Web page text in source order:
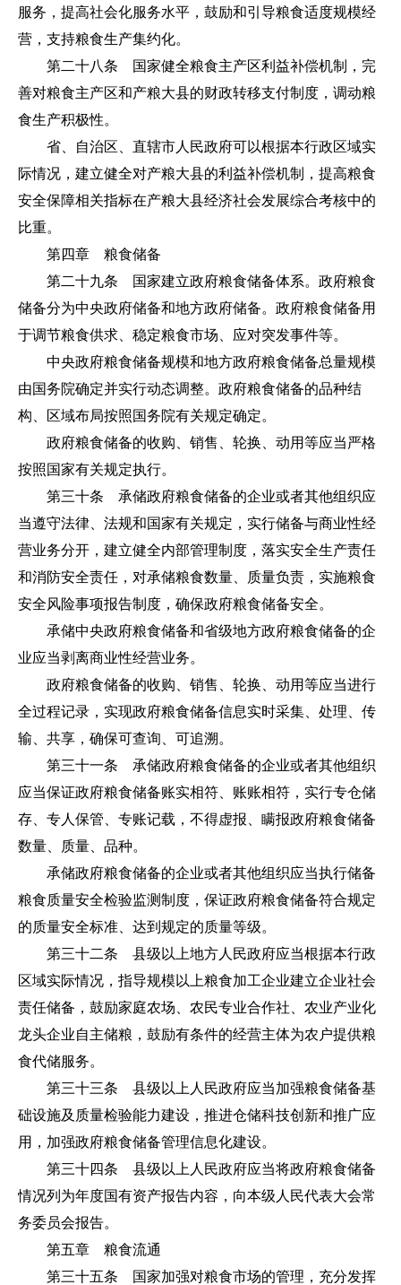
服务，提高社会化服务水平，鼓励和引导粮食适度规模经
营，支持粮食生产集约化。
第二十八条 国家健全粮食主产区利益补偿机制，完
善对粮食主产区和产粮大县的财政转移支付制度，调动粮
食生产积极性。
省、自治区、直辖市人民政府可以根据本行政区域实
际情况，建立健全对产粮大县的利益补偿机制，提高粮食
安全保障相关指标在产粮大县经济社会发展综合考核中的
比重。
第四章 粮食储备
第二十九条 国家建立政府粮食储备体系。政府粮食
储备分为中央政府储备和地方政府储备。政府粮食储备用
于调节粮食供求、稳定粮食市场、应对突发事件等。
中央政府粮食储备规模和地方政府粮食储备总量规模
由国务院确定并实行动态调整。政府粮食储备的品种结
构、区域布局按照国务院有关规定确定。
政府粮食储备的收购、销售、轮换、动用等应当严格
按照国家有关规定执行。
第三十条 承储政府粮食储备的企业或者其他组织应
当遵守法律、法规和国家有关规定，实行储备与商业性经
营业务分开，建立健全内部管理制度，落实安全生产责任
和消防安全责任，对承储粮食数量、质量负责，实施粮食
安全风险事项报告制度，确保政府粮食储备安全。
承储中央政府粮食储备和省级地方政府粮食储备的企
业应当剥离商业性经营业务。
政府粮食储备的收购、销售、轮换、动用等应当进行
全过程记录，实现政府粮食储备信息实时采集、处理、传
输、共享，确保可查询、可追溯。
第三十一条 承储政府粮食储备的企业或者其他组织
应当保证政府粮食储备账实相符、账账相符，实行专仓储
存、专人保管、专账记载，不得虚报、瞒报政府粮食储备
数量、质量、品种。
承储政府粮食储备的企业或者其他组织应当执行储备
粮食质量安全检验监测制度，保证政府粮食储备符合规定
的质量安全标准、达到规定的质量等级。
第三十二条 县级以上地方人民政府应当根据本行政
区域实际情况，指导规模以上粮食加工企业建立企业社会
责任储备，鼓励家庭农场、农民专业合作社、农业产业化
龙头企业自主储粮，鼓励有条件的经营主体为农户提供粮
食代储服务。
第三十三条 县级以上人民政府应当加强粮食储备基
础设施及质量检验能力建设，推进仓储科技创新和推广应
用，加强政府粮食储备管理信息化建设。
第三十四条 县级以上人民政府应当将政府粮食储备
情况列为年度国有资产报告内容，向本级人民代表大会常
务委员会报告。
第五章 粮食流通
第三十五条 国家加强对粮食市场的管理，充分发挥